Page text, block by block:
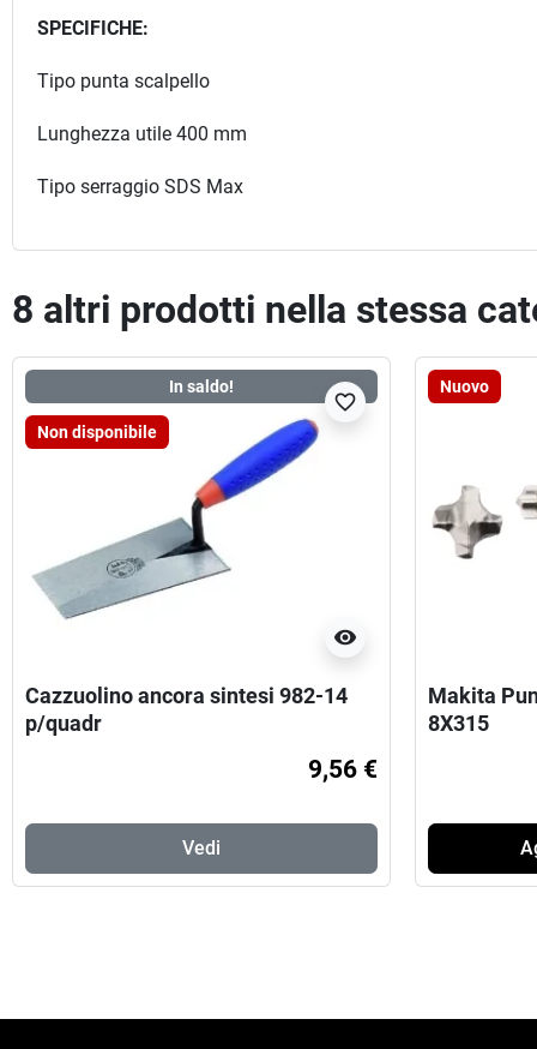
SPECIFICHE:
Tipo punta scalpello
Lunghezza utile 400 mm
Tipo serraggio SDS Max
8 altri prodotti nella stessa
In saldo!
Non disponibile
visibility
favorite_border
Cazzuolino ancora sintesi 982-14
p/quadr
9,56 €
Vedi
Nuovo
Makita
8X315